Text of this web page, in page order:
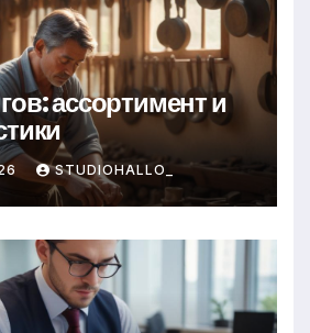
ассортимент и
STUDIOHALLO_